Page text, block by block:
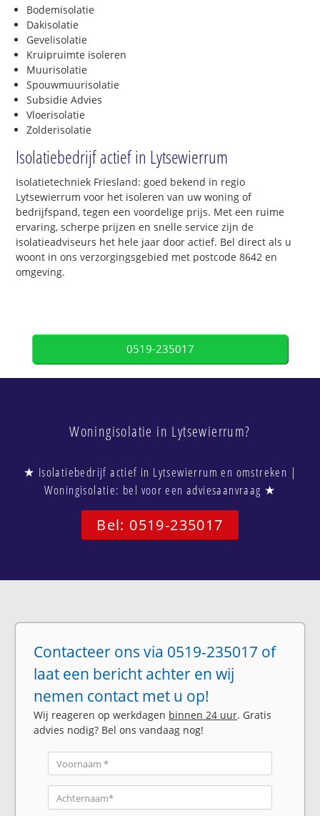
Bodemisolatie
Dakisolatie
Gevelisolatie
Kruipruimte isoleren
Muurisolatie
Spouwmuurisolatie
Subsidie Advies
Vloerisolatie
Zolderisolatie
Isolatiebedrijf actief in Lytsewierrum
Isolatietechniek Friesland: goed bekend in regio
Lytsewierrum voor het isoleren van uw woning of
bedrijfspand, tegen een voordelige prijs. Met een ruime
ervaring, scherpe prijzen en snelle service zijn de
isolatieadviseurs het hele jaar door actief. Bel direct als u
woont in ons verzorgingsgebied met postcode 8642 en
omgeving.
0519-235017
Woningisolatie in Lytsewierrum?
★ Isolatiebedrijf actief in Lytsewierrum en omstreken |
Woningisolatie: bel voor een adviesaanvraag ★
Bel: 0519-235017
Contacteer ons via 0519-235017 of
laat een bericht achter en wij
nemen contact met u op!
Wij reageren op werkdagen binnen 24 uur. Gratis
advies nodig? Bel ons vandaag nog!